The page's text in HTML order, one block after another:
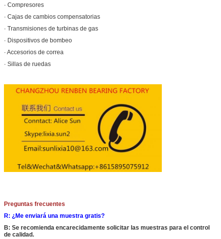
· Compresores
· Cajas de cambios compensatorias
· Transmisiones de turbinas de gas
· Dispositivos de bombeo
· Accesorios de correa
· Sillas de ruedas
Preguntas frecuentes
R: ¿Me enviará una muestra gratis?
B: Se recomienda encarecidamente solicitar las muestras para el control
de calidad.